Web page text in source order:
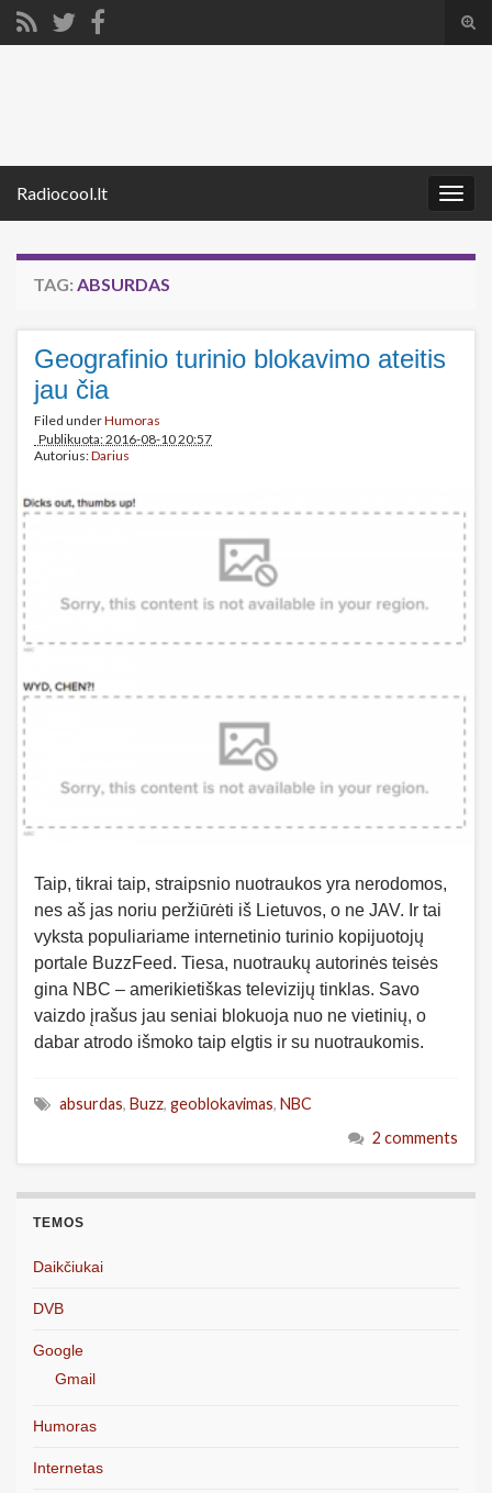
Radiocool.lt
TAG: ABSURDAS
Geografinio turinio blokavimo ateitis
jau čia
Filed underHumoras
Publikuota: 2016-08-10 20:57
Autorius:Darius
Taip, tikrai taip, straipsnio nuotraukos yra nerodomos,
nes aš jas noriu peržiūrėti iš Lietuvos, o ne JAV. Ir tai
vyksta populiariame internetinio turinio kopijuotojų
portale BuzzFeed. Tiesa, nuotraukų autorinės teisės
gina NBC – amerikietiškas televizijų tinklas. Savo
vaizdo įrašus jau seniai blokuoja nuo ne vietinių, o
dabar atrodo išmoko taip elgtis ir su nuotraukomis.
absurdas, Buzz, geoblokavimas, NBC
2 comments
TEMOS
Daikčiukai
DVB
Google
Gmail
Humoras
Internetas